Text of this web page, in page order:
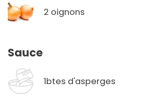
2 oignons
Sauce
1btes d'asperges